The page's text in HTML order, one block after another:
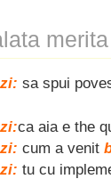
sa spui
ca aia e the
cum a venit
tu cu